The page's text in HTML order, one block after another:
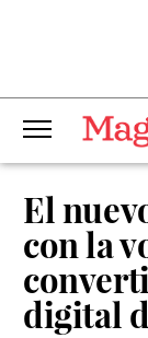
El
con la
digital